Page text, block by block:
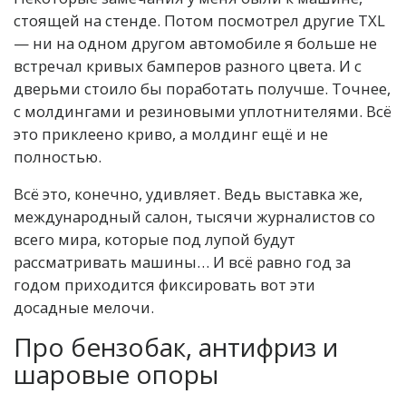
стоящей на стенде. Потом посмотрел другие TXL
— ни на одном другом автомобиле я больше не
встречал кривых бамперов разного цвета. И с
дверьми стоило бы поработать получше. Точнее,
с молдингами и резиновыми уплотнителями. Всё
это приклеено криво, а молдинг ещё и не
полностью.
Всё это, конечно, удивляет. Ведь выставка же,
международный салон, тысячи журналистов со
всего мира, которые под лупой будут
рассматривать машины… И всё равно год за
годом приходится фиксировать вот эти
досадные мелочи.
Про бензобак, антифриз и
шаровые опоры